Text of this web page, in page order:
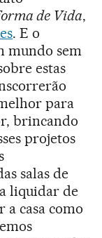
de Vida,
. E o
mundo sem
estas
para
brincando
projetos
salas de
liquidar de
a casa como